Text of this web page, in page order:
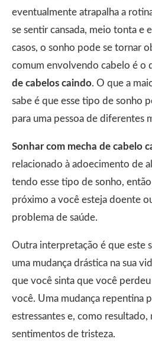
eventualmente atrapalha a
se sentir cansada, meio tonta e
casos, o sonho pode se tornar
comum envolvendo cabelo é o
de cabelos caindo. O que a
sabe é que esse tipo de sonho
para uma pessoa de diferentes
Sonhar com mecha de cabelo
relacionado à adoecimento de
tendo esse tipo de sonho,
próximo a você esteja doente
problema de saúde.
Outra interpretação é que este
uma mudança drástica na sua
que você sinta que você
você. Uma mudança repentina
estressantes e, como resultado,
sentimentos de tristeza.